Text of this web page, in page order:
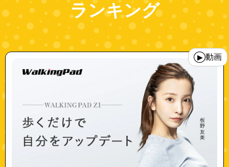
ランキング
"walkingpad_z1_wp400f4"
▶ 動画